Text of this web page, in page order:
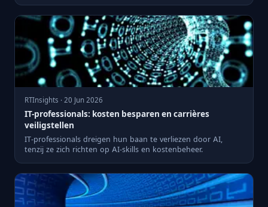
RTInsights · 20 Jun 2026
IT-professionals: kosten besparen en carrières
veiligstellen
IT-professionals dreigen hun baan te verliezen door AI,
tenzij ze zich richten op AI-skills en kostenbeheer.